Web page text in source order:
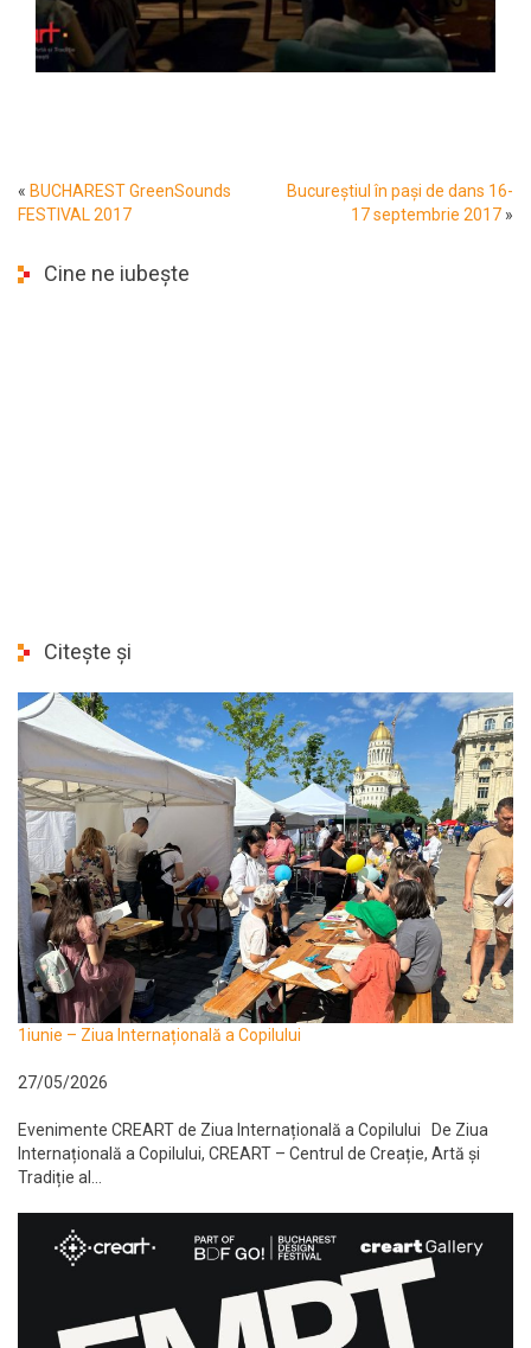
« BUCHAREST GreenSounds
FESTIVAL 2017
Bucureștiul în pași de dans 16-
17 septembrie 2017 »
Cine ne iubește
Citește și
1iunie – Ziua Internațională a Copilului
27/05/2026
Evenimente CREART de Ziua Internațională a Copilului De Ziua
Internațională a Copilului, CREART – Centrul de Creație, Artă și
Tradiție al...